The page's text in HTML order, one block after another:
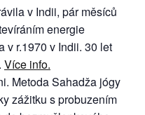
v Indii, pár měsíců
energie
v r.1970 v Indii. 30 let
Více info.
Metoda Sahadža jógy
zážitku s probuzením